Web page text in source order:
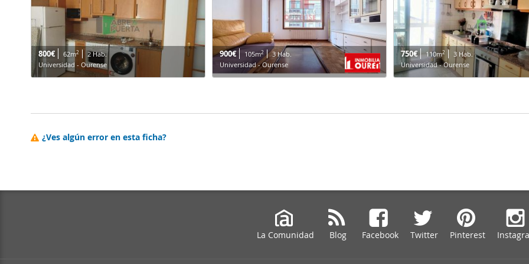
800€ 62m2
2 Hab.
Universidad - Ourense
900€ 105m2
3 Hab.
Universidad - Ourense
750€ 110m2
3 Hab.
Universidad - Ourense
¿Ves algún error en esta ficha?
La Comunidad Blog Facebook Twitter Pinterest